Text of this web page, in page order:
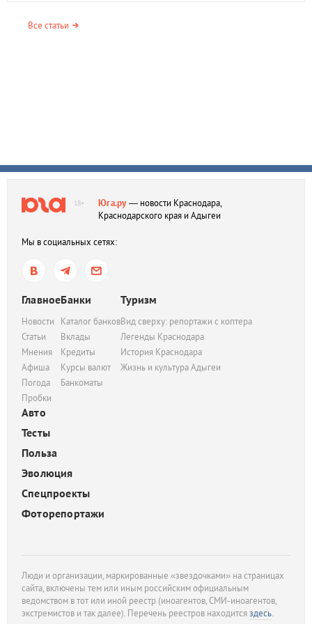
Все статьи
18+ Юга.ру— новости Краснодара,
Краснодарского края и Адыгеи
Мы в социальных сетях:
Главное
Новости
Статьи
Мнения
Афиша
Погода
Пробки
Банки
Каталог банков
Вклады
Кредиты
Курсы валют
Банкоматы
Туризм
Вид сверху: репортажи с коптера
Легенды Краснодара
История Краснодара
Жизнь и культура Адыгеи
Авто
Тесты
Польза
Эволюция
Спецпроекты
Фоторепортажи
Люди и организации, маркированные «звездочками» на страницах
сайта, включены тем или иным российским официальным
ведомством в тот или иной реестр (иноагентов, СМИ-иноагентов,
экстремистов и так далее). Перечень реестров находитсяздесь.